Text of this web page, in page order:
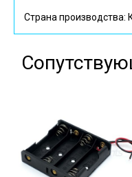
Страна производства: